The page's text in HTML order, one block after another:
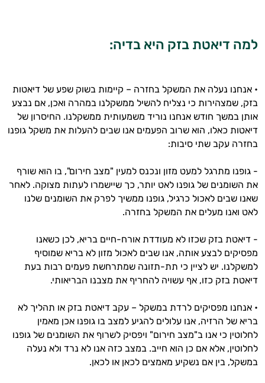
למה דיאטת בזק היא בדיה:
• אנחנו נעלה את המשקל בחזרה – קיימות בשוק שפע של דיאטות
בזק, שמצהירות כי נצליח להשיל ממשקלנו במהרה ואכן, אם נבצע
אותן במשך חודש אנחנו נוריד משמעותית ממשקלנו. החיסרון של
דיאטות כאלו, הוא שרוב הפעמים אנו שבים להעלות את משקל גופנו
בחזרה עקב שתי סיבות:
- גופנו מתרגל למעט מזון ונכנס למעין "מצב חירום", בו הוא שורף
את השומנים של גופנו לאט יותר, כך שיישמרו לעתות מצוקה. לאחר
שאנו שבים לאכול כרגיל, גופנו ממשיך לפרק את השומנים שלנו
לאט ואנו מעלים את המשקל בחזרה.
- דיאטת בזק שכזו לא מעודדת אורח-חיים בריא, לכן כשאנו
מפסיקים לבצע אותה, אנו שבים לאכול מזון לא בריא שמוסיף
למשקלנו. יש לציין כי תת-תזונה שמתרחשת פעמים רבות בעת
דיאטת בזק כזו, אף עשויה להחריף את מצבנו הבריאותי.
• אנחנו מפסיקים לרדת במשקל – עקב דיאטת בזק או תהליך לא
בריא של הרזיה, אנו עלולים להגיע למצב בו גופנו אכן מאמין
לחלוטין כי אנו ב"מצב חירום" ויפסיק לשרוף את השומנים של גופנו
לחלוטין, אלא אם כן הוא חייב. במצב כזה אנו לא נרד ולא נעלה
במשקל, בין אם נשקיע מאמצים לכאן או לכאן.
אני יועץ הבריאות האישי AI של טבע בריא.
התשובות שלי מבוססות על מאגרי מידע קליניים
וספרות מקצועית בתחומי הרפואה הטבעית
ותזונת הספורט.
התזונה ומוצרי הבריאות המדויקים למטרות
ולמצב הגופני שלך, ולהסביר לך אילו רכיבים
עובדים יחד כדי למקסם תוצאות גם בחיי היום
יום וגם בתחום הכושר והספורט.
המטרה שלי היא להתאים עבורך המלצות
אישיות מבוססות מדעית.
זה הזמן להתחיל. איך אוכל לעזור?